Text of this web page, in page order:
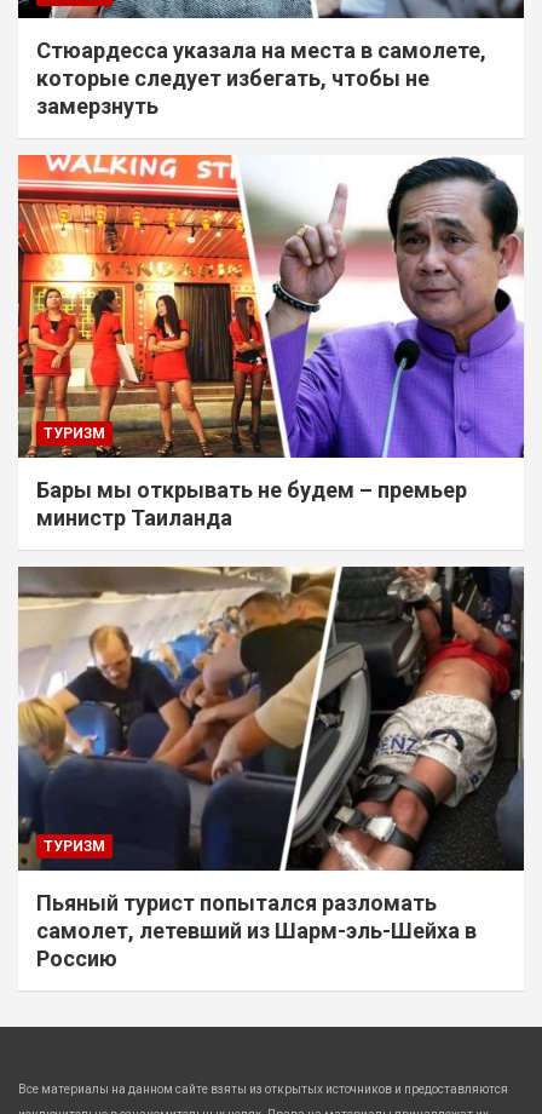
Стюардесса указала на места в самолете,
которые следует избегать, чтобы не
замерзнуть
ТУРИЗМ
Бары мы открывать не будем – премьер
министр Таиланда
ТУРИЗМ
Пьяный турист попытался разломать
самолет, летевший из Шарм-эль-Шейха в
Россию
Все материалы на данном сайте взяты из открытых источников и предоставляются